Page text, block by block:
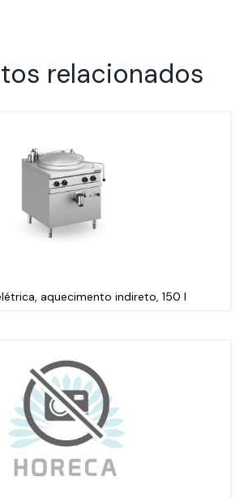
relacionados
aquecimento indireto, 150 l